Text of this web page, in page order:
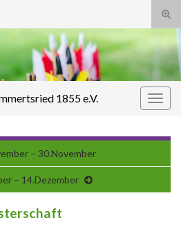
1855 e.V.
– 30.November
– 14.Dezember